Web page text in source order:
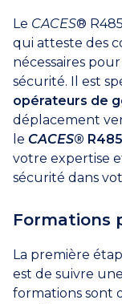
Le CACES®
qui atteste des
nécessaires
sécurité. Il est
opérateurs de
déplacement
le CACES® R485
votre expertise
sécurité dans
Formations
La première
est de suivre
formations sont